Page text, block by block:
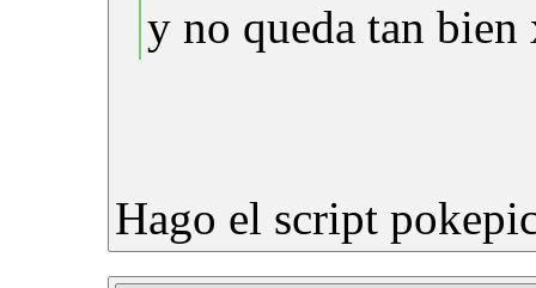
y no queda tan bien
Hago el script